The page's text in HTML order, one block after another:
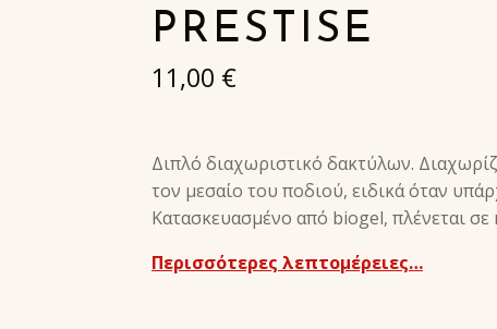
PRESTISE
11,00 €
Διπλό διαχωριστικό δακτύλων.
τον μεσαίο του ποδιού, ειδικά όταν
Κατασκευασμένο από biogel, πλένεται σε
Περισσότερες λεπτομέρειες…